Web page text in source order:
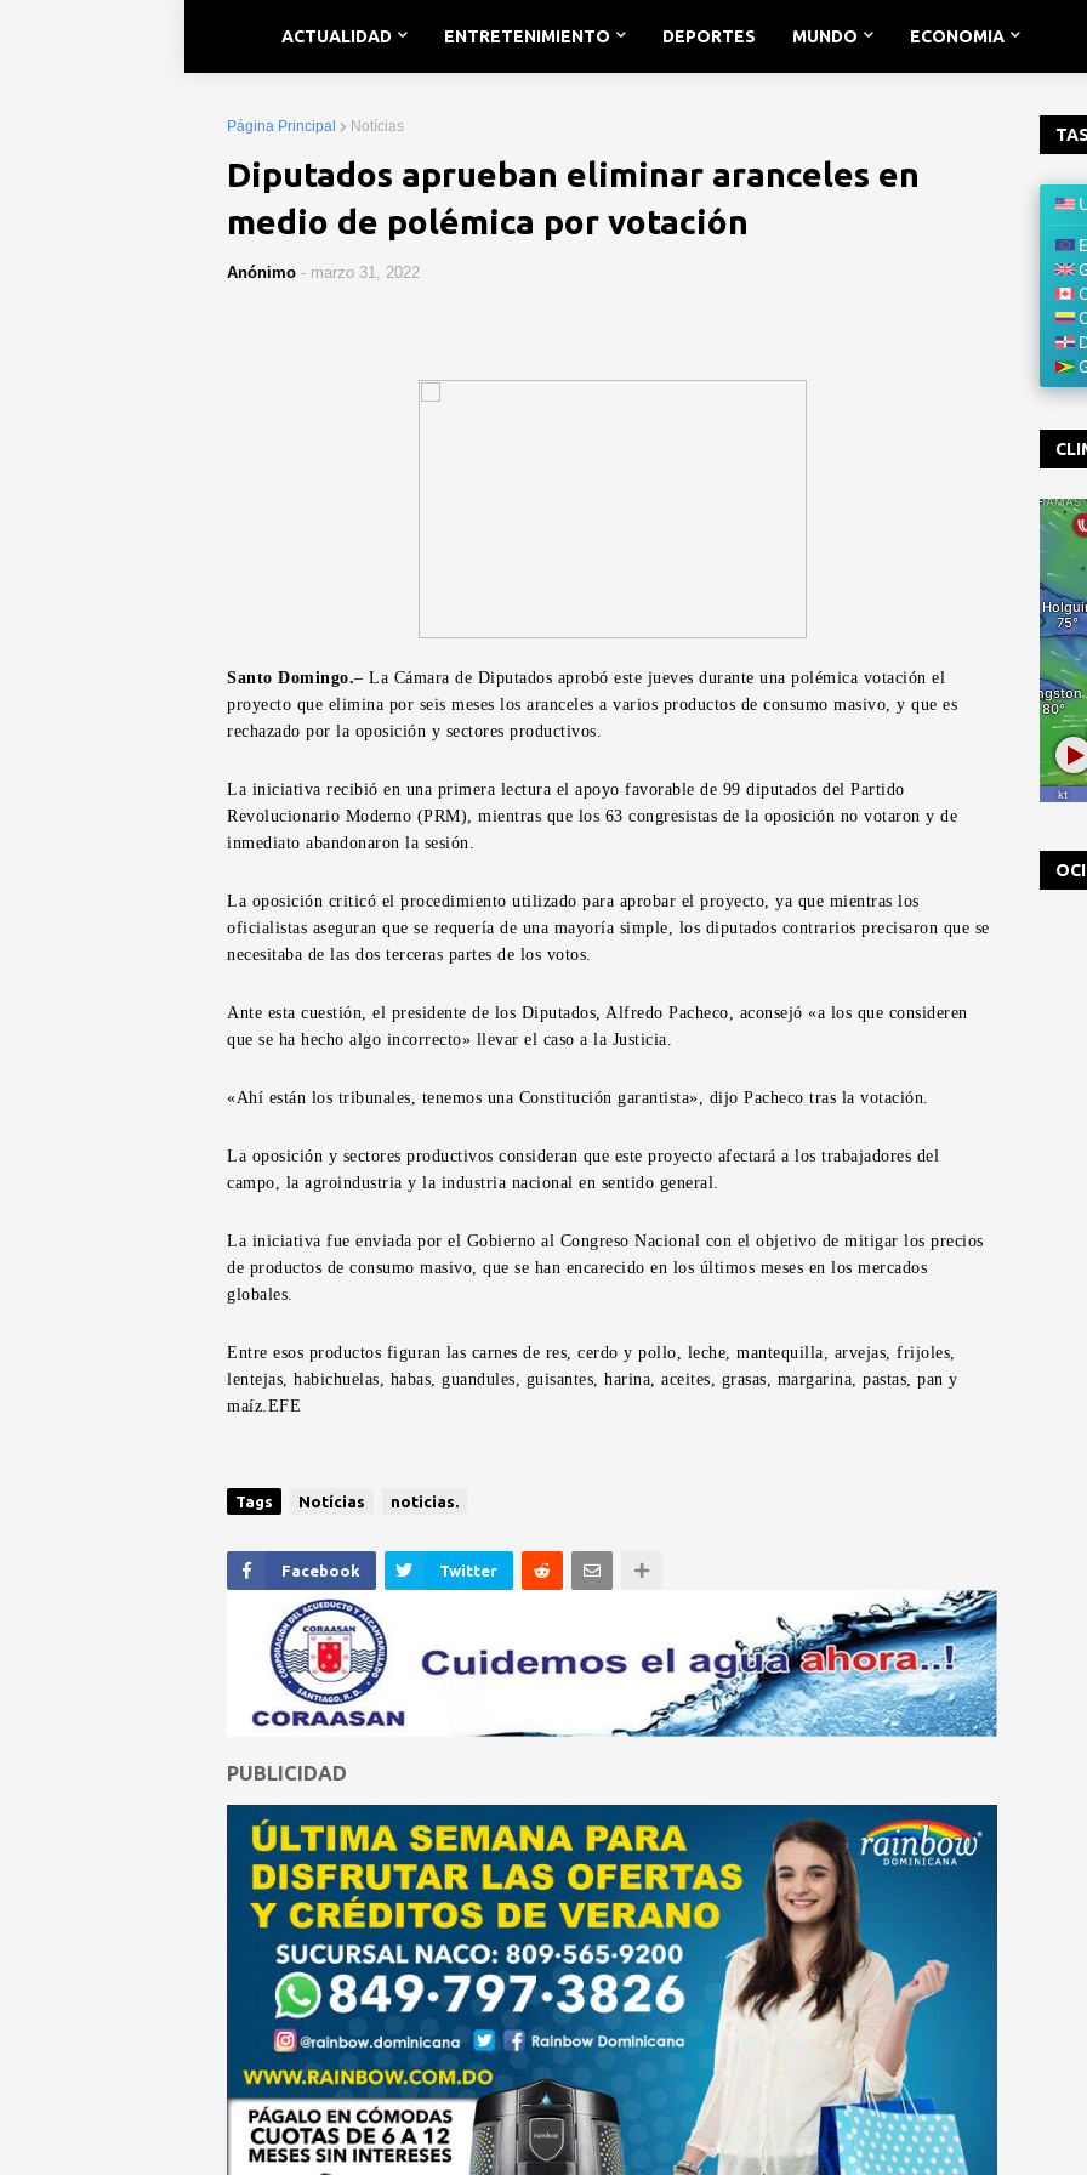
ACTUALIDAD ENTRETENIMIENTO DEPORTES MUNDO ECONOMIA
Página Principal Notícias
Diputados aprueban eliminar aranceles en
medio de polémica por votación
Anónimo - marzo 31, 2022
Santo Domingo.– La Cámara de Diputados aprobó este jueves durante una polémica votación el
proyecto que elimina por seis meses los aranceles a varios productos de consumo masivo, y que es
rechazado por la oposición y sectores productivos.
La iniciativa recibió en una primera lectura el apoyo favorable de 99 diputados del Partido
Revolucionario Moderno (PRM), mientras que los 63 congresistas de la oposición no votaron y de
inmediato abandonaron la sesión.
La oposición criticó el procedimiento utilizado para aprobar el proyecto, ya que mientras los
oficialistas aseguran que se requería de una mayoría simple, los diputados contrarios precisaron que se
necesitaba de las dos terceras partes de los votos.
Ante esta cuestión, el presidente de los Diputados, Alfredo Pacheco, aconsejó «a los que consideren
que se ha hecho algo incorrecto» llevar el caso a la Justicia.
«Ahí están los tribunales, tenemos una Constitución garantista», dijo Pacheco tras la votación.
La oposición y sectores productivos consideran que este proyecto afectará a los trabajadores del
campo, la agroindustria y la industria nacional en sentido general.
La iniciativa fue enviada por el Gobierno al Congreso Nacional con el objetivo de mitigar los precios
de productos de consumo masivo, que se han encarecido en los últimos meses en los mercados
globales.
Entre esos productos figuran las carnes de res, cerdo y pollo, leche, mantequilla, arvejas, frijoles,
lentejas, habichuelas, habas, guandules, guisantes, harina, aceites, grasas, margarina, pastas, pan y
maíz.EFE
Tags Notícias noticias.
Facebook Twitter
PUBLICIDAD